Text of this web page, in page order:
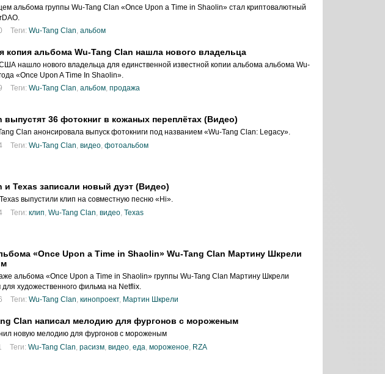
альбома группы Wu-Tang Clan «Once Upon a Time in Shaolin» стал криптовалютный
Теги: Wu-Tang Clan, альбом
копия альбома Wu-Tang Clan нашла нового владельца
нашло нового владельца для единственной известной копии альбома альбома Wu-
«Once Upon A Time In Shaolin».
Теги: Wu-Tang Clan, альбом, продажа
выпустят 36 фотокниг в кожаных переплётах (Видео)
Clan анонсировала выпуск фотокниги под названием «Wu-Tang Clan: Legacy».
Теги: Wu-Tang Clan видео фотоальбом
и Texas записали новый дуэт (Видео)
выпустили клип на совместную песню «Hi».
Теги: клип Wu-Tang Clan видео Texas
«Once Upon a Time in Shaolin» Wu-Tang Clan Мартину Шкрели
альбома «Once Upon a Time in Shaolin» группы Wu-Tang Clan Мартину Шкрели
художественного фильма на Netflix.
Теги: Wu-Tang Clan, кинопроект, Мартин Шкрели
Clan написал мелодию для фургонов с мороженым
новую мелодию для фургонов с мороженым
Теги: Wu-Tang Clan расизм видео еда мороженое RZA